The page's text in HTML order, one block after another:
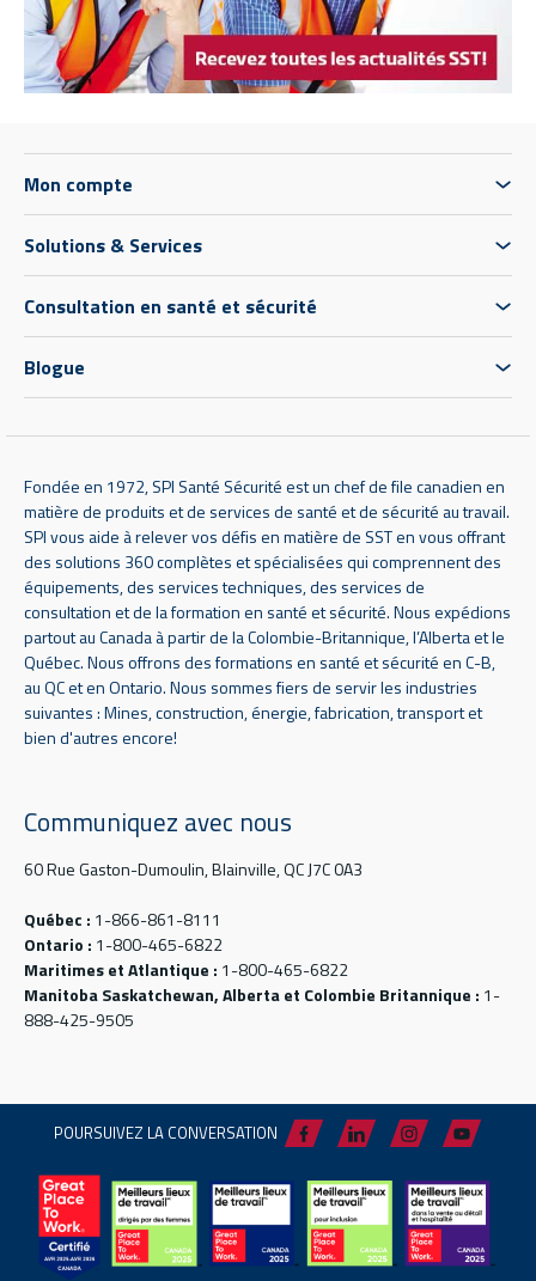
Mon compte
Solutions & Services
Consultation en santé et sécurité
Blogue
Fondée en 1972, SPI Santé Sécurité est un chef de file canadien en
matière de produits et de services de santé et de sécurité au travail.
SPI vous aide à relever vos défis en matière de SST en vous offrant
des solutions 360 complètes et spécialisées qui comprennent des
équipements, des services techniques, des services de
consultation et de la formation en santé et sécurité. Nous expédions
partout au Canada à partir de la Colombie-Britannique, l’Alberta et le
Québec. Nous offrons des formations en santé et sécurité en C-B,
au QC et en Ontario. Nous sommes fiers de servir les industries
suivantes : Mines, construction, énergie, fabrication, transport et
bien d'autres encore!
Communiquez avec nous
60 Rue Gaston-Dumoulin, Blainville, QC J7C 0A3
Québec : 1-866-861-8111
Ontario : 1-800-465-6822
Maritimes et Atlantique : 1-800-465-6822
Manitoba Saskatchewan, Alberta et Colombie Britannique : 1-
888-425-9505
POURSUIVEZ LA CONVERSATION